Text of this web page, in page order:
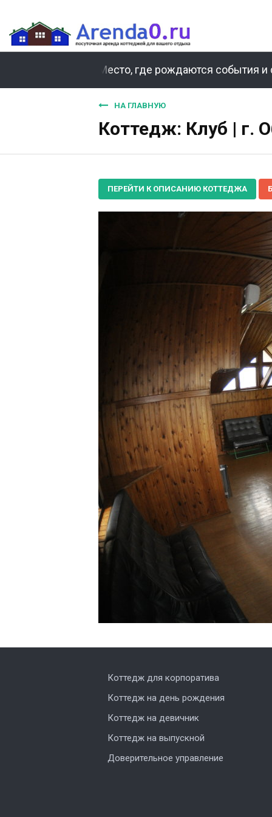
Место, где рождаются события и
НА ГЛАВНУЮ
Коттедж: Клуб | г.
ПЕРЕЙТИ К ОПИСАНИЮ КОТТЕДЖА
Коттедж для корпоратива
Коттедж на день рождения
Коттедж на девичник
Коттедж на выпускной
Доверительное управление